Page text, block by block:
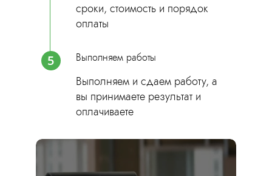
сроки, стоимость и порядок
оплаты
5 Выполняем работы
Выполняем и сдаем работу, а
вы принимаете результат и
оплачиваете